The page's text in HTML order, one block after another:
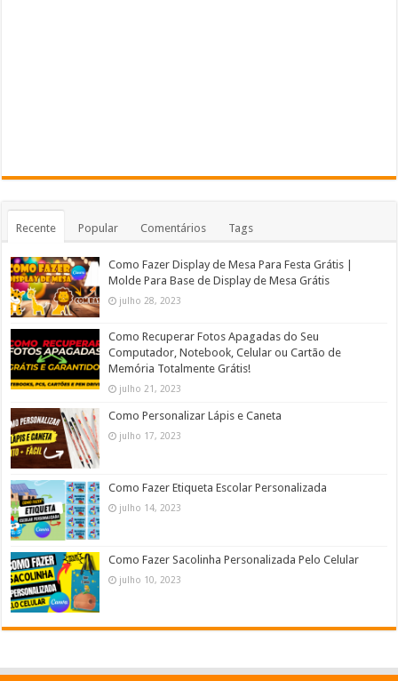
Recente Popular Comentários Tags
Como Fazer Display de Mesa Para Festa Grátis |
Molde Para Base de Display de Mesa Grátis
julho 28, 2023
Como Recuperar Fotos Apagadas do Seu
Computador, Notebook, Celular ou Cartão de
Memória Totalmente Grátis!
julho 21, 2023
Como Personalizar Lápis e Caneta
julho 17, 2023
Como Fazer Etiqueta Escolar Personalizada
julho 14, 2023
Como Fazer Sacolinha Personalizada Pelo Celular
julho 10, 2023